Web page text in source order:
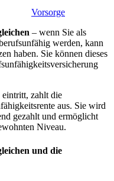
Vorsorge
– wenn Sie als
werden, kann
haben. Sie können dieses
zahlt die
aus. Sie wird
gezahlt und ermöglicht
Niveau.
und die